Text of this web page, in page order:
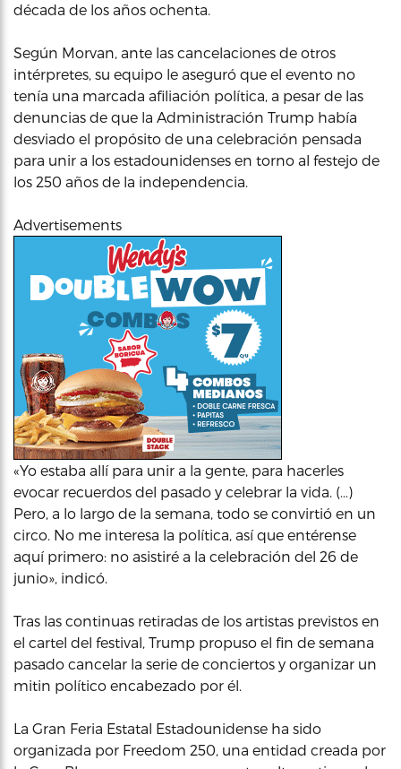
década de los años ochenta.
Según Morvan, ante las cancelaciones de otros
intérpretes, su equipo le aseguró que el evento no
tenía una marcada afiliación política, a pesar de las
denuncias de que la Administración Trump había
desviado el propósito de una celebración pensada
para unir a los estadounidenses en torno al festejo de
los 250 años de la independencia.
Advertisements
«Yo estaba allí para unir a la gente, para hacerles
evocar recuerdos del pasado y celebrar la vida. (…)
Pero, a lo largo de la semana, todo se convirtió en un
circo. No me interesa la política, así que entérense
aquí primero: no asistiré a la celebración del 26 de
junio», indicó.
Tras las continuas retiradas de los artistas previstos en
el cartel del festival, Trump propuso el fin de semana
pasado cancelar la serie de conciertos y organizar un
mitin político encabezado por él.
La Gran Feria Estatal Estadounidense ha sido
organizada por Freedom 250, una entidad creada por